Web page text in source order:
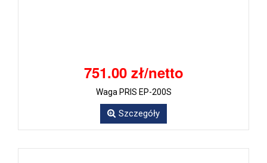
751.00 zł/netto
Waga PRIS EP-200S
Szczegóły